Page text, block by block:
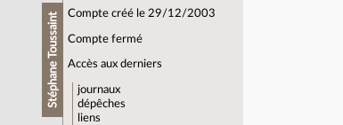
Stéphane Toussaint Compte créé le 29/12/2003
Compte fermé
Accès aux derniers
journaux
dépêches
liens